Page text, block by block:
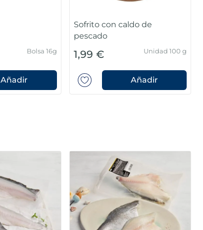
Bolsa 16g
Añadir
Sofrito con caldo de
pescado
1,99 € Unidad 100 g
Añadir